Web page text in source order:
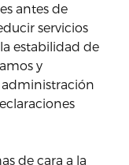
antes de
servicios
estabilidad de
y
de cara a la